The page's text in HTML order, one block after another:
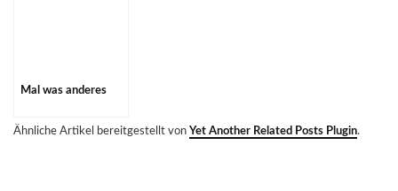
Mal was anderes
Ähnliche Artikel bereitgestellt von Yet Another Related Posts Plugin.